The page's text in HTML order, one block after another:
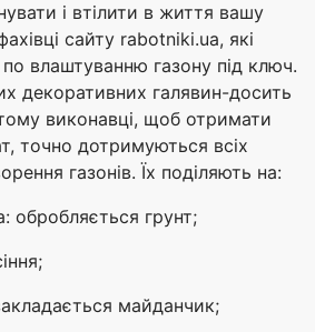
і втілити в життя вашу
сайту rabotniki.ua, які
влаштуванню газону під ключ.
декоративних галявин-досить
виконавці, щоб отримати
точно дотримуються всіх
газонів. Їх поділяють на:
обробляється грунт;
майданчик;